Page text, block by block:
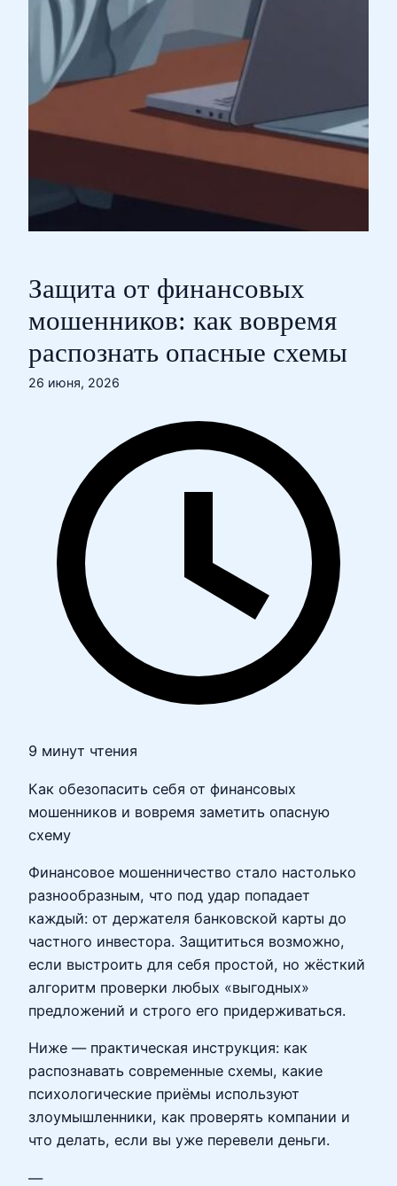
Защита от финансовых
мошенников: как вовремя
распознать опасные схемы
26 июня, 2026
9 минут чтения
Как обезопасить себя от финансовых
мошенников и вовремя заметить опасную
схему
Финансовое мошенничество стало настолько
разнообразным, что под удар попадает
каждый: от держателя банковской карты до
частного инвестора. Защититься возможно,
если выстроить для себя простой, но жёсткий
алгоритм проверки любых «выгодных»
предложений и строго его придерживаться.
Ниже — практическая инструкция: как
распознавать современные схемы, какие
психологические приёмы используют
злоумышленники, как проверять компании и
что делать, если вы уже перевели деньги.
—